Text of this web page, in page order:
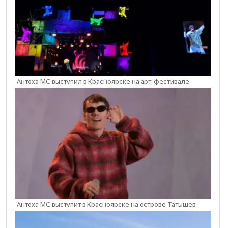
Антоха МС выступил в Красноярске на арт-фестивале
Антоха МС выступит в Красноярске на острове Татышев